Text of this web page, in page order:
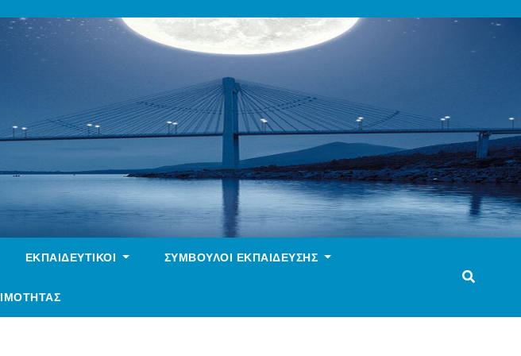
ΕΚΠΑΙΔΕΥΤΙΚΟΙ ΣΥΜΒΟΥΛΟΙ ΕΚΠΑΙΔΕΥΣΗΣ